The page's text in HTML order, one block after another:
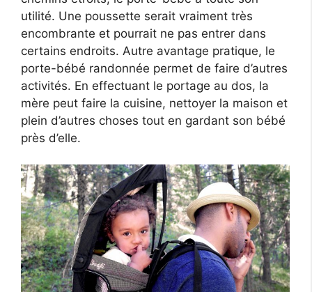
utilité. Une poussette serait vraiment très
encombrante et pourrait ne pas entrer dans
certains endroits. Autre avantage pratique, le
porte-bébé randonnée permet de faire d’autres
activités. En effectuant le portage au dos, la
mère peut faire la cuisine, nettoyer la maison et
plein d’autres choses tout en gardant son bébé
près d’elle.